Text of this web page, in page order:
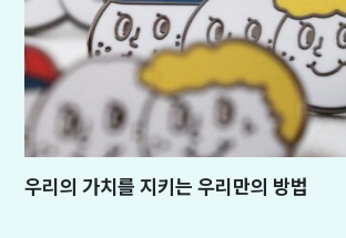
우리의 가치를 지키는 우리만의 방법